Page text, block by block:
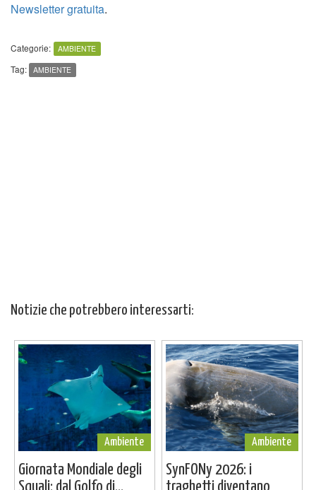
Newsletter gratuita.
Categorie: AMBIENTE
Tag: AMBIENTE
Notizie che potrebbero interessarti:
Ambiente
Giornata Mondiale degli
Squali: dal Golfo di...
Ambiente
SynFONy 2026: i
traghetti diventano